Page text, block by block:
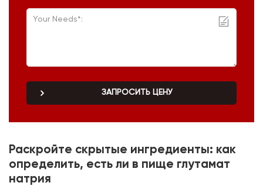
ЗАПРОСИТЬ ЦЕНУ
Раскройте скрытые ингредиенты: как
определить, есть ли в пище глутамат
натрия